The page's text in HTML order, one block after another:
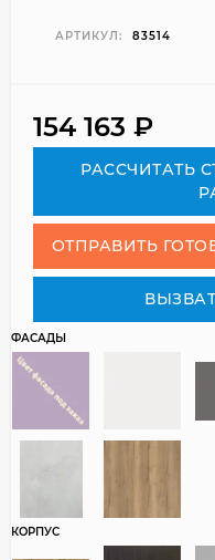
АРТИКУЛ: 83514
154 163 ₽
РАСCЧИТАТЬ
ОТПРАВИТЬ
ФАСАДЫ
КОРПУС